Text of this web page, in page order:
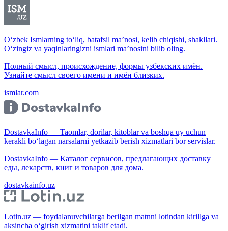
O‘zbek Ismlarning to‘liq, batafsil ma’nosi, kelib chiqishi, shakllari.
O‘zingiz va yaqinlaringizni ismlari ma’nosini bilib oling.
Полный смысл, происхождение, формы узбекских имён.
Узнайте смысл своего имени и имён близких.
ismlar.com
DostavkaInfo — Taomlar, dorilar, kitoblar va boshqa uy uchun
kerakli bo‘lagan narsalarni yetkazib berish xizmatlari bor servislar.
DostavkaInfo — Каталог сервисов, предлагающих доставку
еды, лекарств, книг и товаров для дома.
dostavkainfo.uz
Lotin.uz — foydalanuvchilarga berilgan matnni lotindan kirillga va
aksincha o‘girish xizmatini taklif etadi.